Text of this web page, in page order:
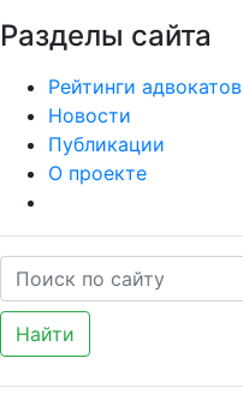
Разделы сайта
Рейтинги адвокатов
Новости
Публикации
О проекте
Найти